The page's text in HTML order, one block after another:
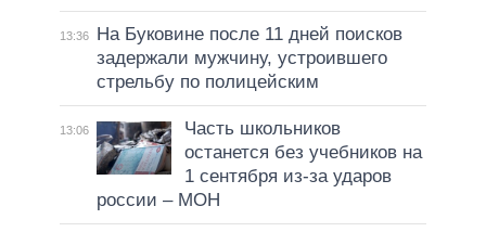
13:36
На Буковине после 11 дней поисков
задержали мужчину, устроившего
стрельбу по полицейским
13:06
Часть школьников
останется без учебников на
1 сентября из-за ударов
россии – МОН